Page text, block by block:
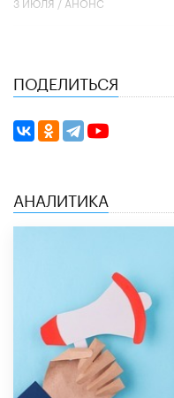
ПОДЕЛИТЬСЯ
АНАЛИТИКА